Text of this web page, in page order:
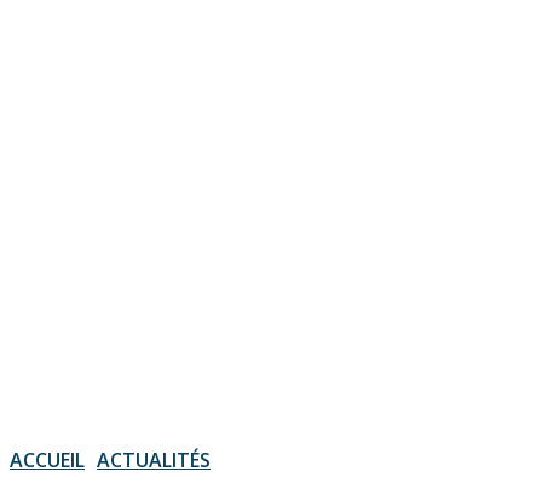
ACCUEIL ACTUALITÉS